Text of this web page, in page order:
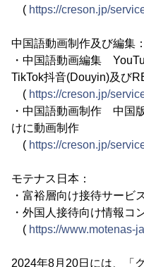
( https://creson.jp/
中国語動画制作及び編集：
・中国語動画編集
TikTok抖音(Douyin)及び
( https://creson.jp/
・中国語動画制作 中国
けに動画制作
( https://creson.jp/
モテナス日本：
・富裕層向け接待サービ
・外国人接待向け情報コ
( https://www.motenas-
2024年8月20日には、「